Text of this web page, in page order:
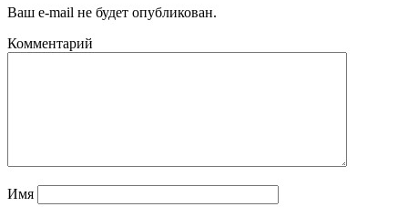
Ваш e-mail не будет опубликован.
Комментарий
Имя